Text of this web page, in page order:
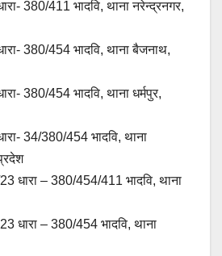
380/411 भादवि, थाना नरेन्द्रनगर,
380/454 भादवि, थाना बैजनाथ,
380/454 भादवि, थाना धर्मपुर,
34/380/454 भादवि, थाना
धारा – 380/454/411 भादवि, थाना
धारा – 380/454 भादवि, थाना